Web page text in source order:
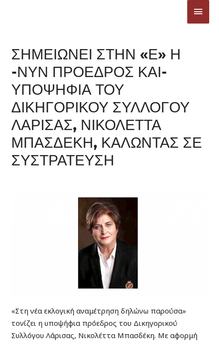
ΣΗΜΕΙΩΝΕΙ ΣΤΗΝ «Ε» Η
-ΝΥΝ ΠΡΟΕΔΡΟΣ ΚΑΙ-
ΥΠΟΨΗΦΙΑ ΤΟΥ
ΔΙΚΗΓΟΡΙΚΟΥ ΣΥΛΛΟΓΟΥ
ΛΑΡΙΣΑΣ, ΝΙΚΟΛΕΤΤΑ
ΜΠΑΣΔΕΚΗ, ΚΑΛΩΝΤΑΣ ΣΕ
ΣΥΣΤΡΑΤΕΥΣΗ
«Στη νέα εκλογική αναμέτρηση δηλώνω παρούσα»
τονίζει η υποψήφια πρόεδρος του Δικηγορικού
Συλλόγου Λάρισας, Νικολέττα Μπασδέκη. Με αφορμή